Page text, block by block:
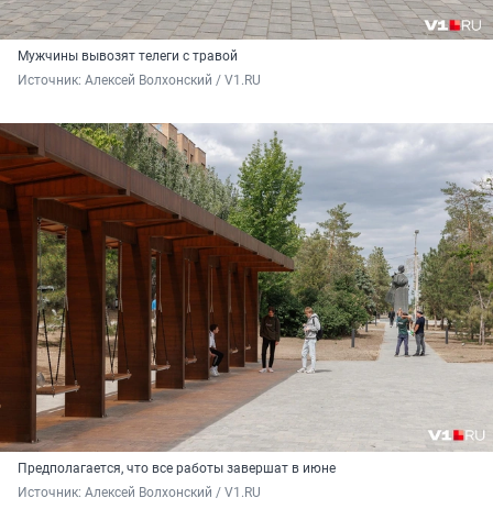
Мужчины вывозят телеги с травой
Источник: Алексей Волхонский / V1.RU
Предполагается, что все работы завершат в июне
Источник: Алексей Волхонский / V1.RU